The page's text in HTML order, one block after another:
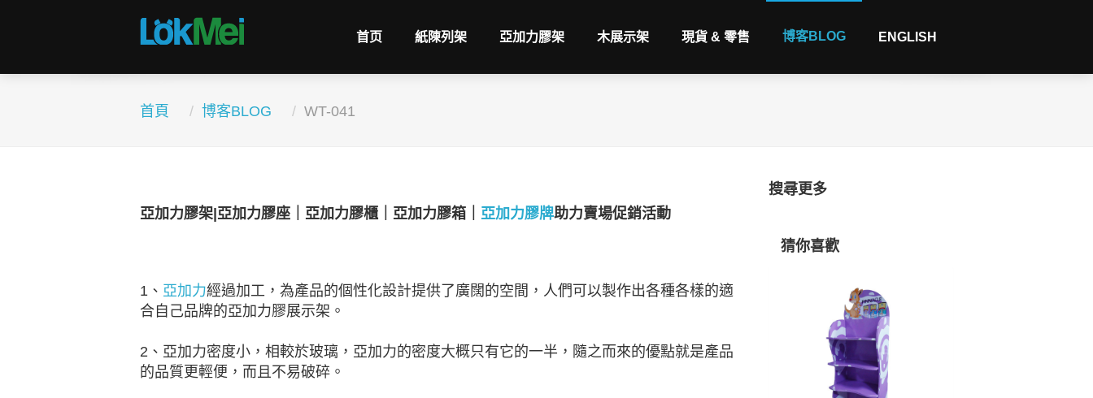
首页 紙陳列架 亞加力膠架 木展示架 現貨 & 零售 博客BLOG ENGLISH
首頁 博客BLOG WT-041
亞加力膠架|亞加力膠座｜亞加力膠櫃｜亞加力膠箱｜ 亞加力膠牌助力賣場促銷活動
1、 亞加力經過加工，為產品的個性化設計提供了廣闊的空間，人們可以製作出各種各樣的適
合自己品牌的亞加力膠展示架。
2、亞加力密度小，相較於玻璃，亞加力的密度大概只有它的一半，隨之而來的優點就是產品
的品質更輕便，而且不易破碎。
搜尋更多
猜你喜歡